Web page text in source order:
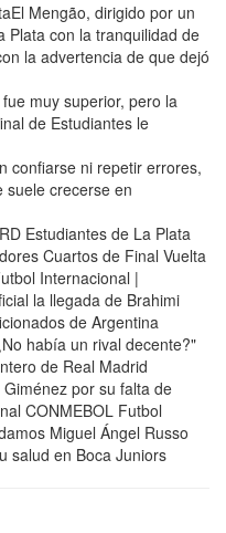
Mengão, dirigido por un
Plata con la tranquilidad de
la advertencia de que dejó
muy superior, pero la
de Estudiantes le
confiarse ni repetir errores,
suele crecerse en
Estudiantes de La Plata
Cuartos de Final Vuelta
Internacional |
la llegada de Brahimi
de Argentina
había un rival decente?"
de Real Madrid
por su falta de
CONMEBOL Futbol
Miguel Ángel Russo
salud en Boca Juniors